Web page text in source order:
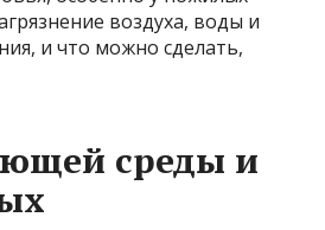
воздуха, воды и
и что можно сделать,
среды и